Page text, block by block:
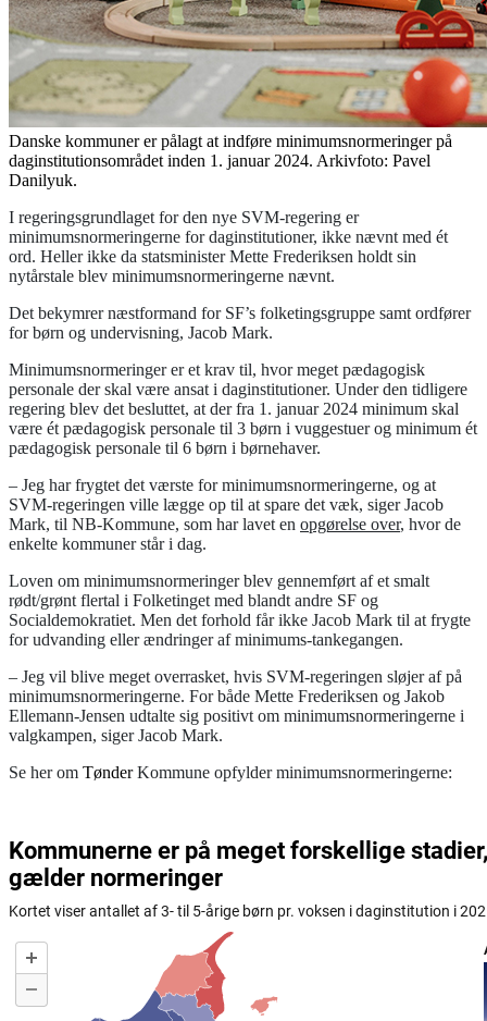
Danske kommuner er pålagt at indføre minimumsnormeringer på
daginstitutionsområdet inden 1. januar 2024. Arkivfoto: Pavel
Danilyuk.
I regeringsgrundlaget for den nye SVM-regering er
minimumsnormeringerne for daginstitutioner, ikke nævnt med ét
ord. Heller ikke da statsminister Mette Frederiksen holdt sin
nytårstale blev minimumsnormeringerne nævnt.
Det bekymrer næstformand for SF’s folketingsgruppe samt ordfører
for børn og undervisning, Jacob Mark.
Minimumsnormeringer er et krav til, hvor meget pædagogisk
personale der skal være ansat i daginstitutioner. Under den tidligere
regering blev det besluttet, at der fra 1. januar 2024 minimum skal
være ét pædagogisk personale til 3 børn i vuggestuer og minimum ét
pædagogisk personale til 6 børn i børnehaver.
– Jeg har frygtet det værste for minimumsnormeringerne, og at
SVM-regeringen ville lægge op til at spare det væk, siger Jacob
Mark, til NB-Kommune, som har lavet en opgørelse over, hvor de
enkelte kommuner står i dag.
Loven om minimumsnormeringer blev gennemført af et smalt
rødt/grønt flertal i Folketinget med blandt andre SF og
Socialdemokratiet. Men det forhold får ikke Jacob Mark til at frygte
for udvanding eller ændringer af minimums-tankegangen.
– Jeg vil blive meget overrasket, hvis SVM-regeringen sløjer af på
minimumsnormeringerne. For både Mette Frederiksen og Jakob
Ellemann-Jensen udtalte sig positivt om minimumsnormeringerne i
valgkampen, siger Jacob Mark.
Se her om TønderKommune opfylder minimumsnormeringerne: